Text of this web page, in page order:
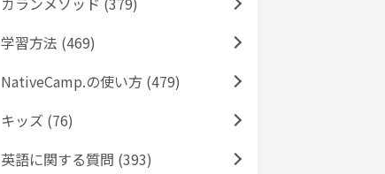
学習方法 (469)
NativeCamp.の使い方 (479)
キッズ (76)
英語に関する質問 (393)